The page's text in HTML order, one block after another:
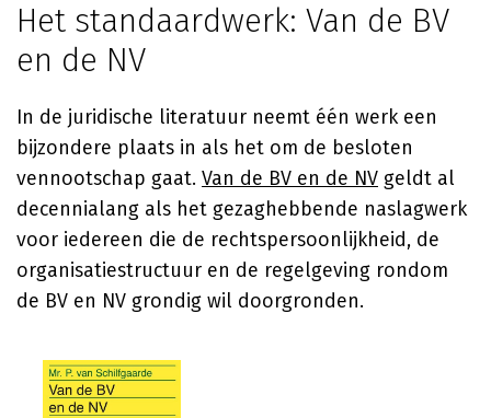
Het standaardwerk: Van de BV
en de NV
In de juridische literatuur neemt één werk een
bijzondere plaats in als het om de besloten
vennootschap gaat. Van de BV en de NV geldt al
decennialang als het gezaghebbende naslagwerk
voor iedereen die de rechtspersoonlijkheid, de
organisatiestructuur en de regelgeving rondom
de BV en NV grondig wil doorgronden.